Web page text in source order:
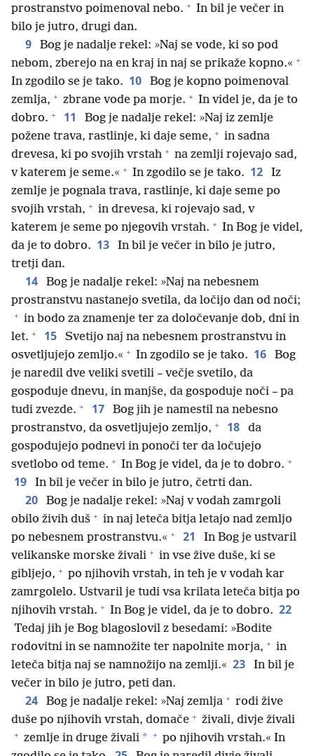
prostranstvo poimenoval nebo. + In bil je večer in
bilo je jutro, drugi dan.
9
Bog je nadalje rekel: »Naj se vode, ki so pod
nebom, zberejo na en kraj in naj se prikaže kopno.« +
In zgodilo se je tako. 10
Bog je kopno poimenoval
zemlja, + zbrane vode pa morje. + In videl je, da je to
dobro. + 11
Bog je nadalje rekel: »Naj iz zemlje
požene trava, rastlinje, ki daje seme, + in sadna
drevesa, ki po svojih vrstah + na zemlji rojevajo sad,
v katerem je seme.« + In zgodilo se je tako. 12
Iz
zemlje je pognala trava, rastlinje, ki daje seme po
svojih vrstah, + in drevesa, ki rojevajo sad, v
katerem je seme po njegovih vrstah. + In Bog je videl,
da je to dobro. 13
In bil je večer in bilo je jutro,
tretji dan.
14
Bog je nadalje rekel: »Naj na nebesnem
prostranstvu nastanejo svetila, da ločijo dan od noči;
+ in bodo za znamenje ter za določevanje dob, dni in
let. + 15
Svetijo naj na nebesnem prostranstvu in
osvetljujejo zemljo.« + In zgodilo se je tako. 16
Bog
je naredil dve veliki svetili – večje svetilo, da
gospoduje dnevu, in manjše, da gospoduje noči – pa
tudi zvezde. + 17
Bog jih je namestil na nebesno
prostranstvo, da osvetljujejo zemljo, + 18
da
gospodujejo podnevi in ponoči ter da ločujejo
svetlobo od teme. + In Bog je videl, da je to dobro. +
19 In bil je večer in bilo je jutro, četrti dan.
20
Bog je nadalje rekel: »Naj v vodah zamrgoli
obilo živih duš + in naj leteča bitja letajo nad zemljo
po nebesnem prostranstvu.« + 21
In Bog je ustvaril
velikanske morske živali + in vse žive duše, ki se
gibljejo, + po njihovih vrstah, in teh je v vodah kar
zamrgolelo. Ustvaril je tudi vsa krilata leteča bitja po
njihovih vrstah. + In Bog je videl, da je to dobro. 22
Tedaj jih je Bog blagoslovil z besedami: »Bodite
rodovitni in se namnožite ter napolnite morja, + in
leteča bitja naj se namnožijo na zemlji.« 23
In bil je
večer in bilo je jutro, peti dan.
24 Bog je nadalje rekel: »Naj zemlja + rodi žive
duše po njihovih vrstah, domače + živali, divje živali
+ zemlje in druge živali * + po njihovih vrstah.« In